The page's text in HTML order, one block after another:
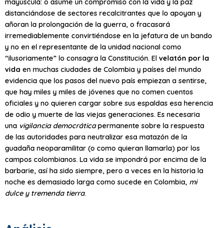
distanciándose de sectores recalcitrantes que lo apoyan y
añoran la prolongación de la guerra, o fracasará
irremediablemente convirtiéndose en la jefatura de un bando
y no en el representante de la unidad nacional como
“ilusoriamente” lo consagra la Constitución. El velatón por la
vida en muchas ciudades de Colombia y países del mundo
evidencia que los pasos del nuevo país empiezan a sentirse,
que hay miles y miles de jóvenes que no comen cuentos
oficiales y no quieren cargar sobre sus espaldas esa herencia
de odio y muerte de las viejas generaciones. Es necesaria
una vigilancia democráticapermanente sobre la respuesta
de las autoridades para neutralizar esa matazón de la
guadaña neoparamilitar (o como quieran llamarla) por los
campos colombianos. La vida se impondrá por encima de la
barbarie, así ha sido siempre, pero a veces en la historia la
noche es demasiado larga como sucede en Colombia, mi
dulce y tremenda tierra.